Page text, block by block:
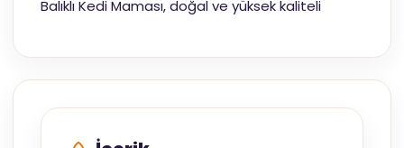
Balıklı Kedi Maması, doğal ve yüksek kaliteli